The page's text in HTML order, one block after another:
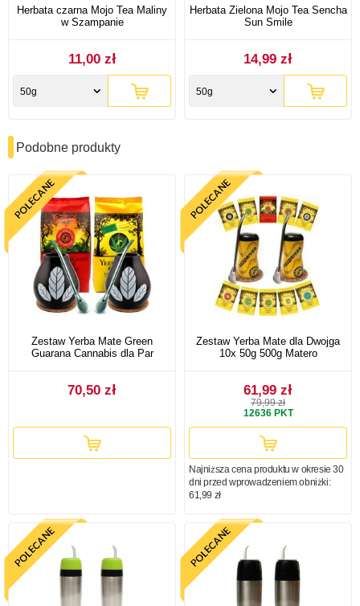
Herbata czarna Mojo Tea Maliny
w Szampanie
11,00 zł
50g
Herbata Zielona Mojo Tea Sencha
Sun Smile
14,99 zł
50g
Podobne produkty
Zestaw Yerba Mate Green
Guarana Cannabis dla Par
70,50 zł
Zestaw Yerba Mate dla Dwojga
10x 50g 500g Matero
61,99 zł
79,99 zł
12636PKT
Najniższa cena produktu w okresie 30
dni przed wprowadzeniem obniżki:
61,99 zł